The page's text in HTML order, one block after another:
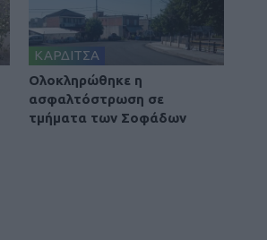
ΚΑΡΔΙΤΣΑ
Ολοκληρώθηκε η
ασφαλτόστρωση σε
τμήματα των Σοφάδων